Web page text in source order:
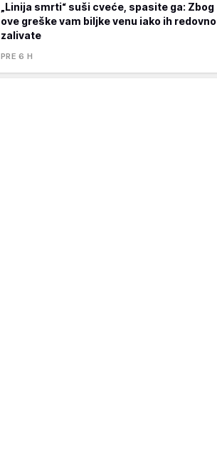
„Linija smrti“ suši cveće, spasite ga: Zbog
ove greške vam biljke venu iako ih redovno
zalivate
PRE 6 H